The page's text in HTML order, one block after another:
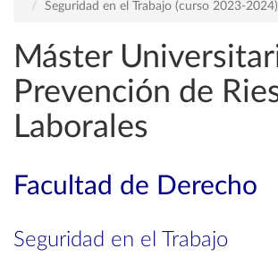
Seguridad en el Trabajo (curso 2023-2024)
Máster
Prevención de
Laborales
Facultad de Derecho
Seguridad en el Trabajo